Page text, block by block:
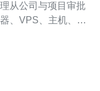
从公司与项目审批
、VPS、主机、域
业与